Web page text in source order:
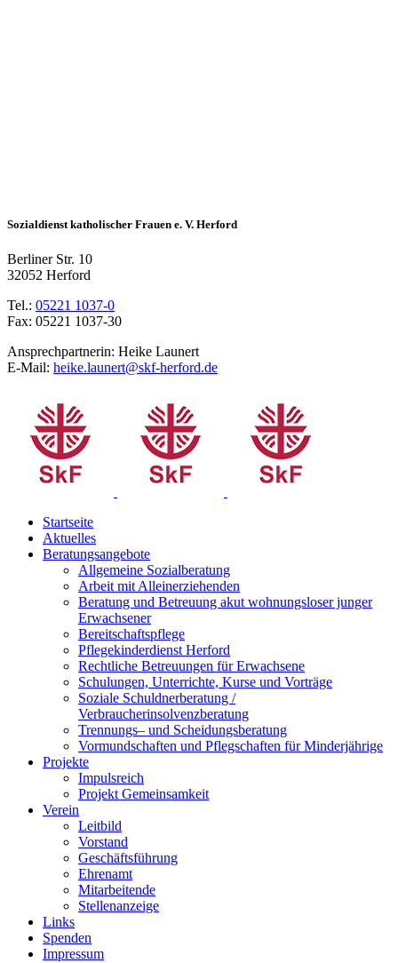
Sozialdienst katholischer Frauen e. V. Herford
Berliner Str. 10
32052 Herford
Tel.: 05221 1037-0
Fax: 05221 1037-30
Ansprechpartnerin: Heike Launert
E-Mail: heike.launert@skf-herford.de
Startseite
Aktuelles
Beratungsangebote
Allgemeine Sozialberatung
Arbeit mit Alleinerziehenden
Beratung und Betreuung akut wohnungsloser junger
Erwachsener
Bereitschaftspflege
Pflegekinderdienst Herford
Rechtliche Betreuungen für Erwachsene
Schulungen, Unterrichte, Kurse und Vorträge
Soziale Schuldnerberatung /
Verbraucherinsolvenzberatung
Trennungs– und Scheidungsberatung
Vormundschaften und Pflegschaften für Minderjährige
Projekte
Impulsreich
Projekt Gemeinsamkeit
Verein
Leitbild
Vorstand
Geschäftsführung
Ehrenamt
Mitarbeitende
Stellenanzeige
Links
Spenden
Impressum